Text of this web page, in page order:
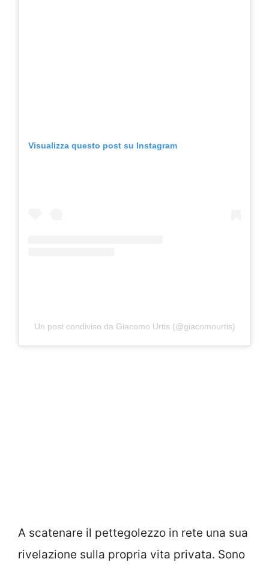
Visualizza questo post su Instagram
Un post condiviso da Giacomo Urtis (@giacomourtis)
A scatenare il pettegolezzo in rete una sua
rivelazione sulla propria vita privata. Sono